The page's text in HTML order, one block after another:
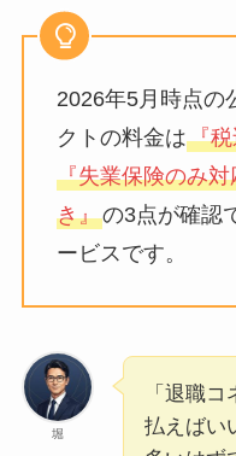
2026年5月時点の
クトの料金は『
『失業保険のみ
き』の3点が確認
ービスです。
堀
「退職
払えばい